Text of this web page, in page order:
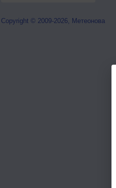
Copyright © 2009-2026, Метеонова